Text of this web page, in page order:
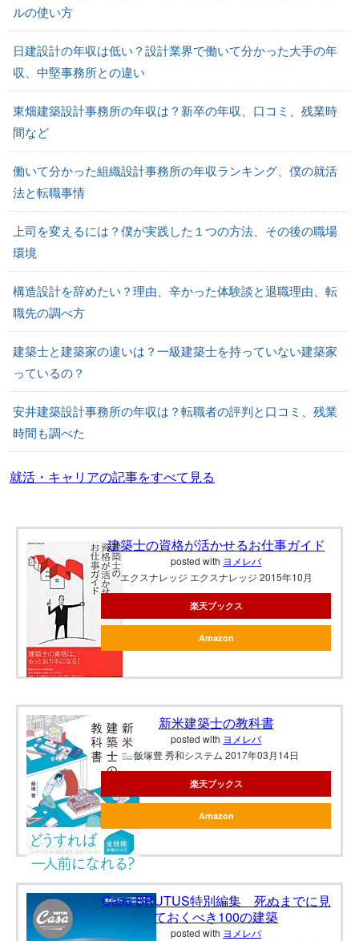
ルの使い方
日建設計の年収は低い？設計業界で働いて分かった大手の年
収、中堅事務所との違い
東畑建築設計事務所の年収は？新卒の年収、口コミ、残業時
間など
働いて分かった組織設計事務所の年収ランキング、僕の就活
法と転職事情
上司を変えるには？僕が実践した１つの方法、その後の職場
環境
構造設計を辞めたい？理由、辛かった体験談と退職理由、転
職先の調べ方
建築士と建築家の違いは？一級建築士を持っていない建築家
っているの？
安井建築設計事務所の年収は？転職者の評判と口コミ、残業
時間も調べた
就活・キャリアの記事をすべて見る
建築士の資格が活かせるお仕事ガイド
posted with ヨメレバ
エクスナレッジ エクスナレッジ 2015年10月
楽天ブックス
Amazon
新米建築士の教科書
posted with ヨメレバ
飯塚豊 秀和システム 2017年03月14日
楽天ブックス
Amazon
Casa BRUTUS特別編集 死ぬまでに見
ておくべき100の建築
posted with ヨメレバ